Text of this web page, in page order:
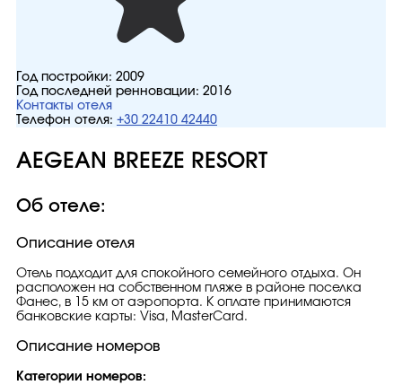
Год постройки: 2009
Год последней ренновации: 2016
Контакты отеля
Телефон отеля: +30 22410 42440
AEGEAN BREEZE RESORT
Об отеле:
Описание отеля
Отель подходит для спокойного семейного отдыха. Он
расположен на собственном пляже в районе поселка
Фанес, в 15 км от аэропорта. К оплате принимаются
банковские карты: Visa, MasterCard.
Описание номеров
Категории номеров: